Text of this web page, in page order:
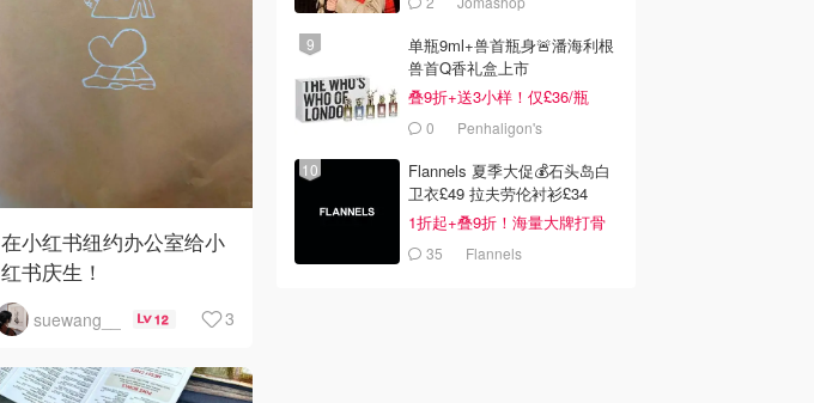
在小红书纽约办公室给小
红书庆生！
suewang__ 12 3
单瓶9ml+兽首瓶身🚨潘海利根
兽首Q香礼盒上市
叠9折+送3小样！仅£36/瓶
0 Penhaligon's
Flannels 夏季大促💰石头岛白
卫衣£49 拉夫劳伦衬衫£34
1折起+叠9折！海量大牌打骨
折！
35 Flannels